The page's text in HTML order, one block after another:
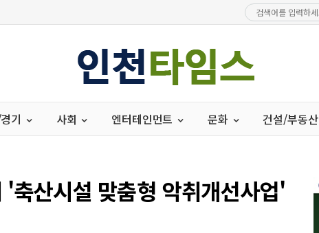
기 사회 엔터테인먼트 문화 건설/부동산
축산시설 맞춤형 악취개선사업'